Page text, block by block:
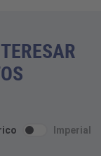
Imperial